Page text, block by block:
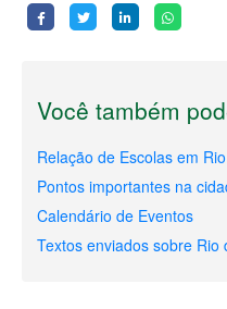
Você também
Relação de Escolas em
Pontos importantes na
Calendário de Eventos
Textos enviados sobre Rio